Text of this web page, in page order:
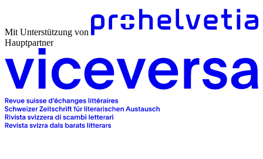
Mit Unterstützung von
Hauptpartner